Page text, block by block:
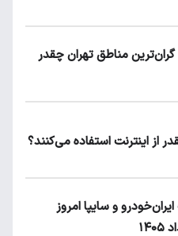
گران‌ترین مناطق تهران چقدر
از اینترنت استفاده می‌کنند؟
و سایپا امروز